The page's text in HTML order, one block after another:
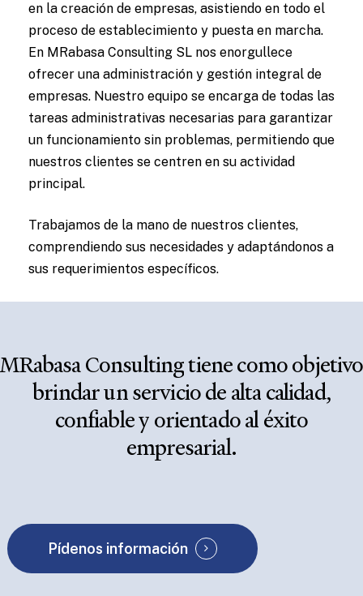
en la creación de empresas, asistiendo en todo el
proceso de establecimiento y puesta en marcha.
En MRabasa Consulting SL nos enorgullece
ofrecer una administración y gestión integral de
empresas. Nuestro equipo se encarga de todas las
tareas administrativas necesarias para garantizar
un funcionamiento sin problemas, permitiendo que
nuestros clientes se centren en su actividad
principal.
Trabajamos de la mano de nuestros clientes,
comprendiendo sus necesidades y adaptándonos a
sus requerimientos específicos.
MRabasaConsultingtienecomoobjetivo
brindarunserviciodealtacalidad,
confiableyorientadoaléxito
empresarial.
Pídenos información